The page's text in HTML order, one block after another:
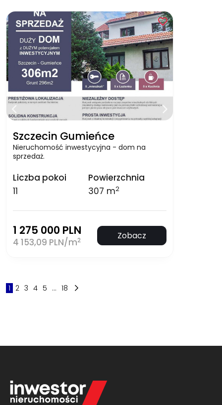
Szczecin Gumieńce
Nieruchomość inwestycyjna - dom na
sprzedaż.
Liczba pokoi
11
Powierzchnia
307 m2
1 275 000 PLN
4 153,09 PLN/m2 Zobacz
1 2 3 4 5 ... 18